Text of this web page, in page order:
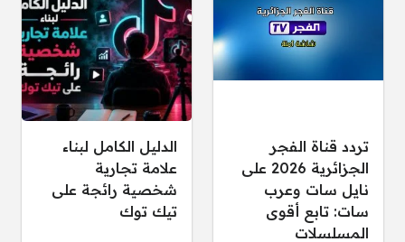
تردد قناة الفجر
الجزائرية 2026 على
نايل سات وعرب
سات: تابع أقوى
المسلسلات
الدليل الكامل لبناء
علامة تجارية
شخصية رائجة على
تيك توك